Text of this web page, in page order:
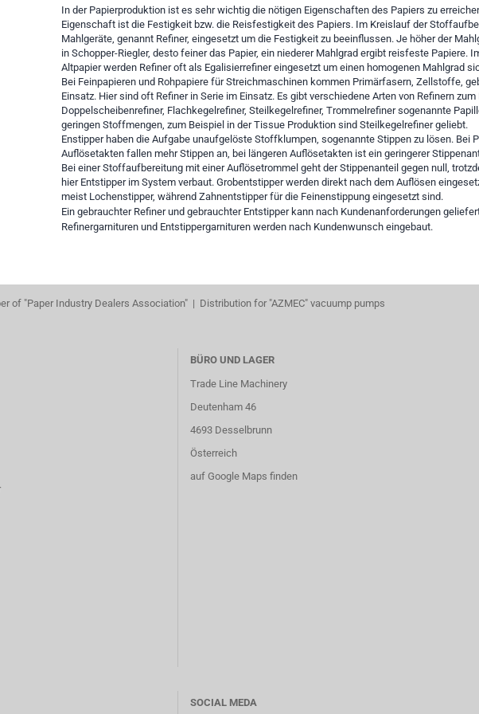
In der Papierproduktion ist es sehr wichtig die nötigen Eigenschaften des Papiers zu
Eigenschaft ist die Festigkeit bzw. die Reisfestigkeit des Papiers. Im Kreislauf der
Mahlgeräte, genannt Refiner, eingesetzt um die Festigkeit zu beeinflussen. Je höher der
in Schopper-Riegler, desto feiner das Papier, ein niederer Mahlgrad ergibt reisfeste Papiere.
Altpapier werden Refiner oft als Egalisierrefiner eingesetzt um einen homogenen Mahlgrad
Bei Feinpapieren und Rohpapiere für Streichmaschinen kommen Primärfasern, Zellstoffe,
Einsatz. Hier sind oft Refiner in Serie im Einsatz. Es gibt verschiedene Arten von Refinern zum
Doppelscheibenrefiner, Flachkegelrefiner, Steilkegelrefiner, Trommelrefiner sogenannte
geringen Stoffmengen, zum Beispiel in der Tissue Produktion sind Steilkegelrefiner geliebt.
Enstipper haben die Aufgabe unaufgelöste Stoffklumpen, sogenannte Stippen zu lösen. Bei
Auflösetakten fallen mehr Stippen an, bei längeren Auflösetakten ist ein geringerer
Bei einer Stoffaufbereitung mit einer Auflösetrommel geht der Stippenanteil gegen null,
hier Entstipper im System verbaut. Grobentstipper werden direkt nach dem Auflösen
meist Lochenstipper, während Zahnentstipper für die Feinenstippung eingesetzt sind.
Ein gebrauchter Refiner und gebrauchter Entstipper kann nach Kundenanforderungen
Refinergarnituren und Entstippergarnituren werden nach Kundenwunsch eingebaut.
of "Paper Industry Dealers Association" | Distribution for "AZMEC" vacuump pumps
BÜRO UND LAGER
Trade Line Machinery
Deutenham 46
4693 Desselbrunn
Österreich
auf Google Maps finden
SOCIAL MEDA